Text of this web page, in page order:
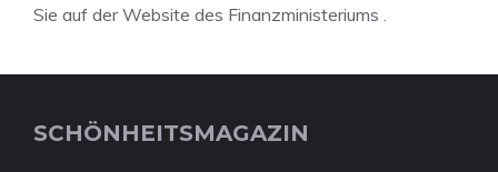
Sie auf der Website des Finanzministeriums .
SCHÖNHEITSMAGAZIN